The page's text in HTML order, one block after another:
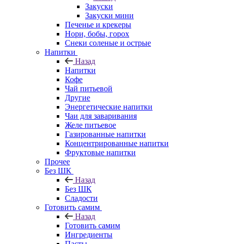
Закуски
Закуски мини
Печенье и крекеры
Нори, бобы, горох
Снеки соленые и острые
Напитки
Назад
Напитки
Кофе
Чай питьевой
Другие
Энергетические напитки
Чаи для заваривания
Желе питьевое
Газированные напитки
Концентрированные напитки
Фруктовые напитки
Прочее
Без ШК
Назад
Без ШК
Сладости
Готовить самим
Назад
Готовить самим
Ингредиенты